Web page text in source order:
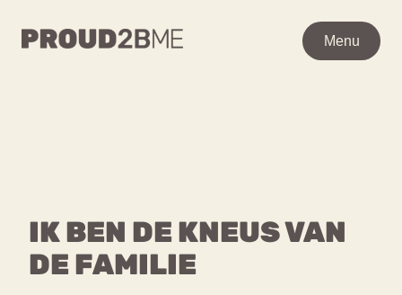
Menu
IK BEN DE KNEUS VAN
DE FAMILIE
Menu
Content
WAAR BEN JE NAAR OP
Over proud2bme
Contact